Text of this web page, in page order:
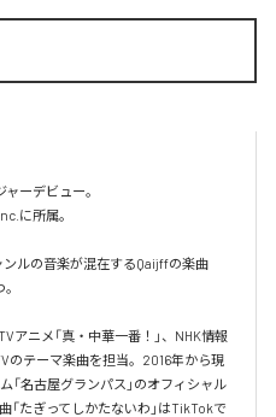
ーデビュー。
に所属。
ルの音楽が混在するQaijffの楽曲
アニメ「真・中華一番！」、NHK情報
のテーマ楽曲を担当。2016年から現
「名古屋グランパス」のオフィシャル
たぎってしかたないわ」はTikTokで